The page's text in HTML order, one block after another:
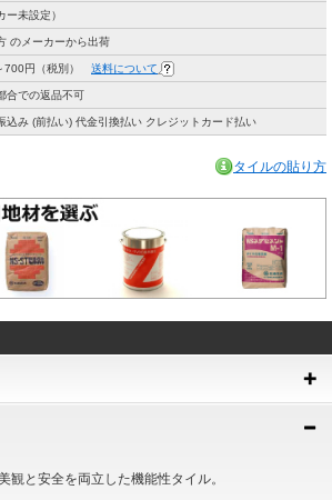
ー未設定）
のメーカーから出荷
700円（税別） 送料について
合での返品不可
込み (前払い) 代金引換払い クレジットカード払い
タイルの貼り方
観と安全を両立した機能性タイル。